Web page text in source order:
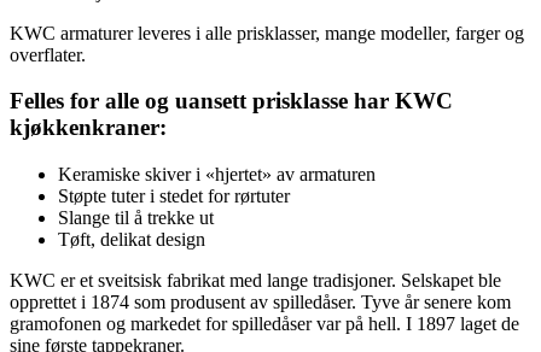
KWC armaturer leveres i alle prisklasser, mange modeller, farger og
overflater.
Felles for alle og uansett prisklasse har KWC
kjøkkenkraner:
Keramiske skiver i «hjertet» av armaturen
Støpte tuter i stedet for rørtuter
Slange til å trekke ut
Tøft, delikat design
KWC er et sveitsisk fabrikat med lange tradisjoner. Selskapet ble
opprettet i 1874 som produsent av spilledåser. Tyve år senere kom
gramofonen og markedet for spilledåser var på hell. I 1897 laget de
sine første tappekraner.